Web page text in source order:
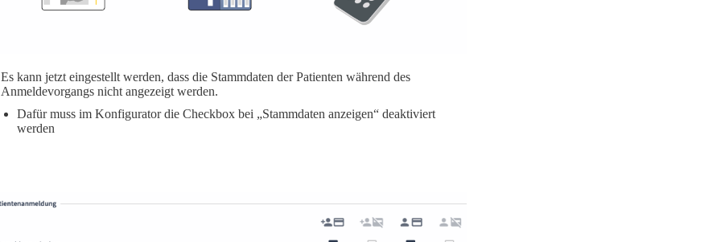
Es kann jetzt eingestellt werden, dass die Stammdaten der Patienten während des
Anmeldevorgangs nicht angezeigt werden.
Dafür muss im Konfigurator die Checkbox bei „Stammdaten anzeigen“ deaktiviert
werden